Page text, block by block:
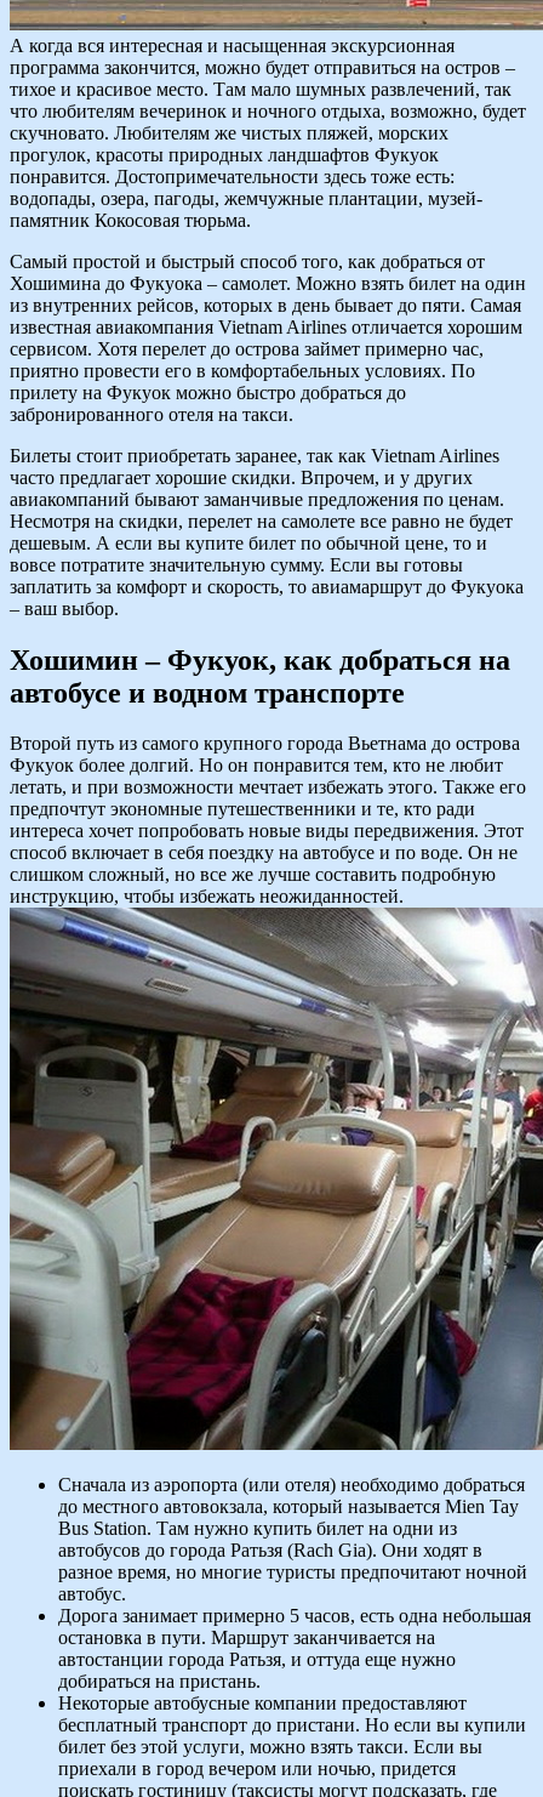
А когда вся интересная и насыщенная экскурсионная
программа закончится, можно будет отправиться на остров –
тихое и красивое место. Там мало шумных развлечений, так
что любителям вечеринок и ночного отдыха, возможно, будет
скучновато. Любителям же чистых пляжей, морских
прогулок, красоты природных ландшафтов Фукуок
понравится. Достопримечательности здесь тоже есть:
водопады, озера, пагоды, жемчужные плантации, музей-
памятник Кокосовая тюрьма.
Самый простой и быстрый способ того, как добраться от
Хошимина до Фукуока – самолет. Можно взять билет на один
из внутренних рейсов, которых в день бывает до пяти. Самая
известная авиакомпания Vietnam Airlines отличается хорошим
сервисом. Хотя перелет до острова займет примерно час,
приятно провести его в комфортабельных условиях. По
прилету на Фукуок можно быстро добраться до
забронированного отеля на такси.
Билеты стоит приобретать заранее, так как Vietnam Airlines
часто предлагает хорошие скидки. Впрочем, и у других
авиакомпаний бывают заманчивые предложения по ценам.
Несмотря на скидки, перелет на самолете все равно не будет
дешевым. А если вы купите билет по обычной цене, то и
вовсе потратите значительную сумму. Если вы готовы
заплатить за комфорт и скорость, то авиамаршрут до Фукуока
– ваш выбор.
Хошимин – Фукуок, как добраться на
автобусе и водном транспорте
Второй путь из самого крупного города Вьетнама до острова
Фукуок более долгий. Но он понравится тем, кто не любит
летать, и при возможности мечтает избежать этого. Также его
предпочтут экономные путешественники и те, кто ради
интереса хочет попробовать новые виды передвижения. Этот
способ включает в себя поездку на автобусе и по воде. Он не
слишком сложный, но все же лучше составить подробную
инструкцию, чтобы избежать неожиданностей.
Сначала из аэропорта (или отеля) необходимо добраться
до местного автовокзала, который называется Mien Tay
Bus Station. Там нужно купить билет на одни из
автобусов до города Ратьзя (Rach Gia). Они ходят в
разное время, но многие туристы предпочитают ночной
автобус.
Дорога занимает примерно 5 часов, есть одна небольшая
остановка в пути. Маршрут заканчивается на
автостанции города Ратьзя, и оттуда еще нужно
добираться на пристань.
Некоторые автобусные компании предоставляют
бесплатный транспорт до пристани. Но если вы купили
билет без этой услуги, можно взять такси. Если вы
приехали в город вечером или ночью, придется
поискать гостиницу (таксисты могут подсказать, где